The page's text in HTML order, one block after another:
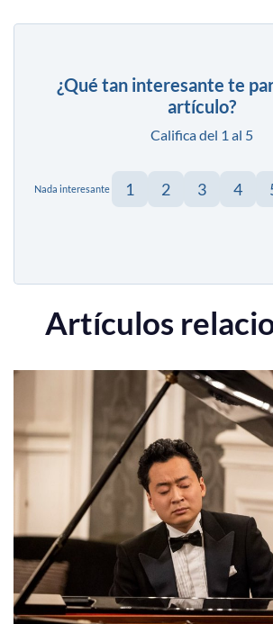
¿Qué tan interesante te
artículo?
Califica del 1 al 5
Nada interesante 1 2 3 4
Artículos